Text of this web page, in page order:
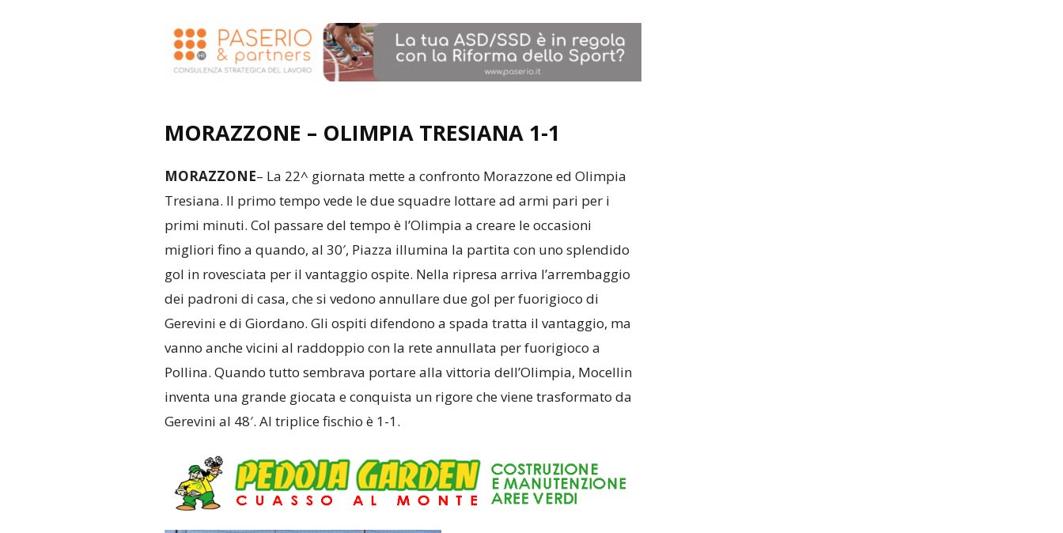
MORAZZONE – OLIMPIA TRESIANA 1-1
MORAZZONE– La 22^ giornata mette a confronto Morazzone ed Olimpia
Tresiana. Il primo tempo vede le due squadre lottare ad armi pari per i
primi minuti. Col passare del tempo è l’Olimpia a creare le occasioni
migliori fino a quando, al 30′, Piazza illumina la partita con uno splendido
gol in rovesciata per il vantaggio ospite. Nella ripresa arriva l’arrembaggio
dei padroni di casa, che si vedono annullare due gol per fuorigioco di
Gerevini e di Giordano. Gli ospiti difendono a spada tratta il vantaggio, ma
vanno anche vicini al raddoppio con la rete annullata per fuorigioco a
Pollina. Quando tutto sembrava portare alla vittoria dell’Olimpia, Mocellin
inventa una grande giocata e conquista un rigore che viene trasformato da
Gerevini al 48′. Al triplice fischio è 1-1.